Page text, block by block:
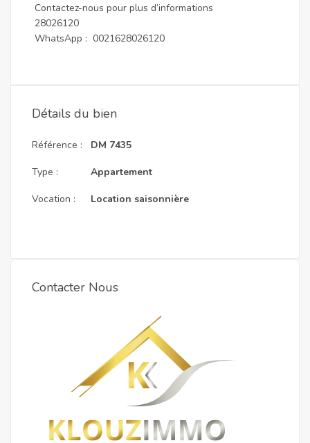
Contactez-nous pour plus d’informations
28026120
WhatsApp : 0021628026120
Détails du bien
Référence :
Type :
Vocation :
DM 7435
Appartement
Location saisonnière
Contacter Nous